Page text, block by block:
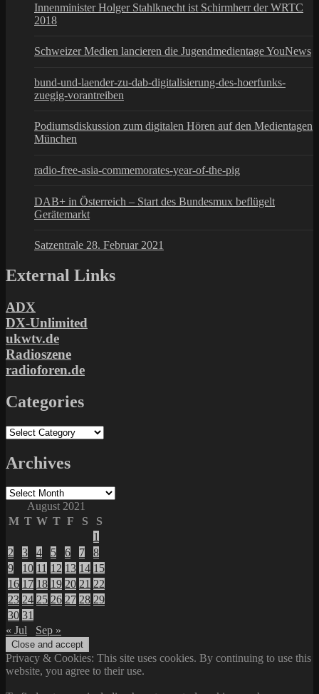
Innenminister Holger Stahlknecht ist Schirmherr der WRTC
2018
Schweizer Medien lancieren die Jugendmedientage YouNews
bund-und-laender-zu-dab-digitalisierung-des-hoerfunks-
zuegig-vorantreiben
Podiumsdiskussion zum digitalen Hören auf den Medientagen
München
radio-free-asia-commemorates-year-of-the-pig
DAB+ in Österreich – Start des Bundesmux beflügelt
Gerätemarkt
Satzentrale 28. Februar 2021
External Links
ADX
DX-Unlimited
ukwtv.de
Radioszene
radioforen.de
Categories
Categories
Archives
Archives
August 2021
M T W T F S
S
1
2
3 4 5 6 7
8
9
10 11 12 13 14 15
16 17 18 19 20 21 22
23 24 25 26 27 28 29
30 31
« Jul
Sep »
Privacy & Cookies: This site uses cookies. By continuing to use this
website, you agree to their use.